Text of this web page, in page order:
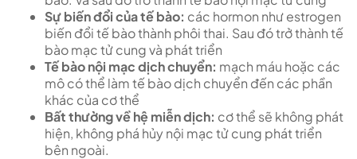
Sự biến đổi của tế bào: các hormon như estrogen
biến đổi tế bào thành phôi thai. Sau đó trở thành tế
bào mạc tử cung và phát triển
Tế bào nội mạc dịch chuyển: mạch máu hoặc các
mô có thể làm tế bào dịch chuyển đến các phần
khác của cơ thể
Bất thường về hệ miễn dịch: cơ thể sẽ không phát
hiện, không phá hủy nội mạc tử cung phát triển
bên ngoài.